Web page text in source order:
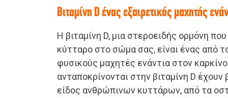
Βιταμίνη D ένας εξαιρετικός μαχητής
Η βιταμίνη D, μια στεροειδής ορμόνη
κύτταρο στο σώμα σας, είναι ένας από
φυσικούς μαχητές ενάντια στον
ανταποκρίνονται στην βιταμίνη D
είδος ανθρώπινων κυττάρων, από τα